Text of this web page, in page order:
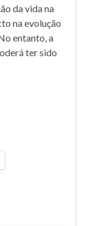
da vida na
na evolução
entanto, a
ter sido